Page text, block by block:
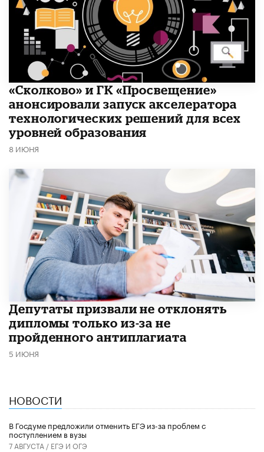
«Сколково» и ГК «Просвещение»
анонсировали запуск акселератора
технологических решений для всех
уровней образования
8 ИЮНЯ
Депутаты призвали не отклонять
дипломы только из-за не
пройденного антиплагиата
5 ИЮНЯ
НОВОСТИ
В Госдуме предложили отменить ЕГЭ из-за проблем с
поступлением в вузы
7 АВГУСТА / ЕГЭ И ОГЭ